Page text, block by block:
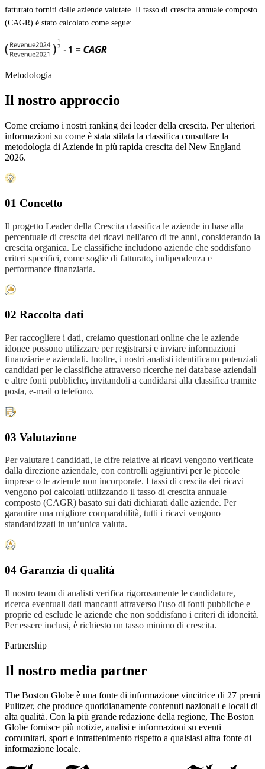
fatturato forniti dalle aziende valutate. Il tasso di crescita annuale composto
(CAGR) è stato calcolato come segue:
Metodologia
Il nostro approccio
Come creiamo i nostri ranking dei leader della crescita. Per ulteriori
informazioni su come è stata stilata la classifica consultare la
metodologia di Aziende in più rapida crescita del New England
2026.
01 Concetto
Il progetto Leader della Crescita classifica le aziende in base alla
percentuale di crescita dei ricavi nell'arco di tre anni, considerando la
crescita organica. Le classifiche includono aziende che soddisfano
criteri specifici, come soglie di fatturato, indipendenza e
performance finanziaria.
02 Raccolta dati
Per raccogliere i dati, creiamo questionari online che le aziende
idonee possono utilizzare per registrarsi e inviare informazioni
finanziarie e aziendali. Inoltre, i nostri analisti identificano potenziali
candidati per le classifiche attraverso ricerche nei database aziendali
e altre fonti pubbliche, invitandoli a candidarsi alla classifica tramite
posta, e-mail o telefono.
03 Valutazione
Per valutare i candidati, le cifre relative ai ricavi vengono verificate
dalla direzione aziendale, con controlli aggiuntivi per le piccole
imprese o le aziende non incorporate. I tassi di crescita dei ricavi
vengono poi calcolati utilizzando il tasso di crescita annuale
composto (CAGR) basato sui dati dichiarati dalle aziende. Per
garantire una migliore comparabilità, tutti i ricavi vengono
standardizzati in un’unica valuta.
04 Garanzia di qualità
Il nostro team di analisti verifica rigorosamente le candidature,
ricerca eventuali dati mancanti attraverso l'uso di fonti pubbliche e
proprie ed esclude le aziende che non soddisfano i criteri di idoneità.
Per essere inclusi, è richiesto un tasso minimo di crescita.
Partnership
Il nostro media partner
The Boston Globe è una fonte di informazione vincitrice di 27 premi
Pulitzer, che produce quotidianamente contenuti nazionali e locali di
alta qualità. Con la più grande redazione della regione, The Boston
Globe fornisce più notizie, analisi e informazioni su eventi
comunitari, sport e intrattenimento rispetto a qualsiasi altra fonte di
informazione locale.